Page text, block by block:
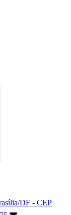
DF - CEP